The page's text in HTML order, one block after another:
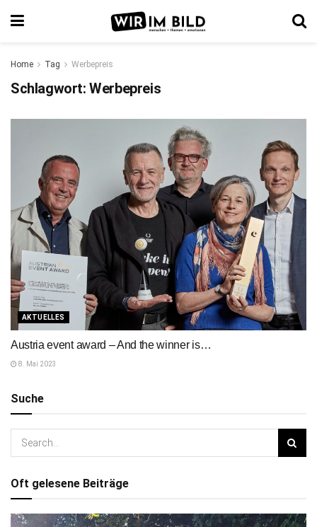
Home Tag Werbepreis
Schlagwort:Werbepreis
AKTUELLES
Austria event award – And the winner is…
8. Mai 2023
Suche
Oft gelesene Beiträge